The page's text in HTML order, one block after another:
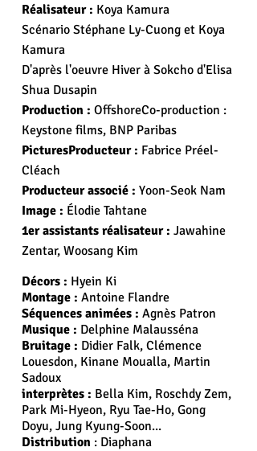
Réalisateur : Koya Kamura
Scénario Stéphane Ly-Cuong et Koya
Kamura
D'après l'oeuvre Hiver à Sokcho d'Elisa
Shua Dusapin
Production : OffshoreCo-production :
Keystone films, BNP Paribas
PicturesProducteur : Fabrice Préel-
Cléach
Producteur associé : Yoon-Seok Nam
Image : Élodie Tahtane
1er assistants réalisateur : Jawahine
Zentar, Woosang Kim
Décors : Hyein Ki
Montage : Antoine Flandre
Séquences animées : Agnès Patron
Musique : Delphine Malausséna
Bruitage : Didier Falk, Clémence
Louesdon, Kinane Moualla, Martin
Sadoux
interprètes : Bella Kim, Roschdy Zem,
Park Mi-Hyeon, Ryu Tae-Ho, Gong
Doyu, Jung Kyung-Soon...
Distribution : Diaphana